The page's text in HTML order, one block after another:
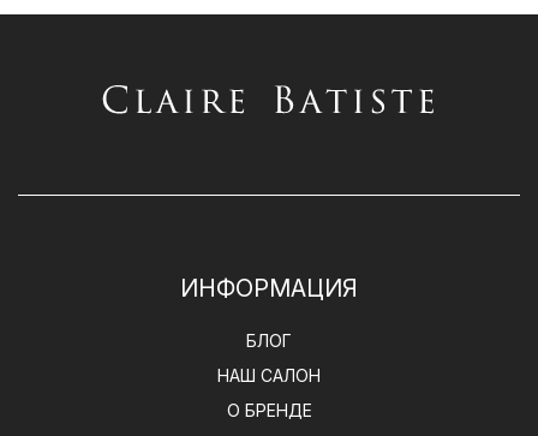
ИНФОРМАЦИЯ
БЛОГ
НАШ САЛОН
О БРЕНДЕ